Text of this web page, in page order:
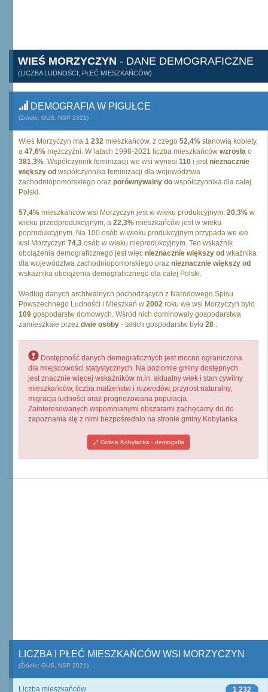
WIEŚ MORZYCZYN - DANE DEMOGRAFICZNE
(LICZBA LUDNOŚCI, PŁEĆ MIESZKAŃCÓW)
DEMOGRAFIA W PIGUŁCE
(Źródło: GUS, NSP 2021)
Wieś Morzyczyn ma 1 232 mieszkańców, z czego 52,4% stanowią kobiety,
a 47,6% mężczyźni. W latach 1998-2021 liczba mieszkańców wzrosła o
381,3%. Współczynnik feminizacji we wsi wynosi 110 i jestnieznacznie
większy od współczynnika feminizacji dla województwa
zachodniopomorskiego oraz porównywalny do współczynnika dla całej
Polski.
57,4% mieszkańców wsi Morzyczyn jest w wieku produkcyjnym, 20,3% w
wieku przedprodukcyjnym, a 22,3% mieszkańców jest w wieku
poprodukcyjnym. Na 100 osób w wieku produkcyjnym przypada we we
wsi Morzyczyn 74,3 osób w wieku nieprodukcyjnym. Ten wskaźnik
obciążenia demograficznego jest więc nieznacznie większy od wkażnika
dla województwa zachodniopomorskiego oraz nieznacznie większy od
wskażnika obciążenia demograficznego dla całej Polski.
Według danych archiwalnych pochodzących z Narodowego Spisu
Powszechnego Ludności i Mieszkań w 2002 roku we wsi Morzyczyn było
109 gospodarstw domowych. Wśród nich dominowały gospodarstwa
zamieszkałe przez dwie osoby - takich gospodarstw było 28 .
Dostępność danych demograficznych jest mocno ograniczona
dla miejscowości statystycznych. Na poziomie gminy dostępnych
jest znacznie więcej wskaźników m.in. aktualny wiek i stan cywilny
mieszkańców, liczba małżeństw i rozwodów, przyrost naturalny,
migracja ludności oraz prognozowana populacja.
Zainteresowanych wspomnianymi obszarami zachęcamy do do
zapoznania się z nimi bezpośrednio na stronie gminy Kobylanka.
Gmina Kobylanka - demogafia
LICZBA I PŁEĆ MIESZKAŃCÓW WSI MORZYCZYN
(Źródło: GUS, NSP 2021)
1 232
Liczba mieszkańców